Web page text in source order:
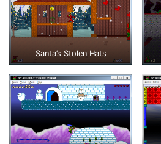
Santa’s Stolen Hats